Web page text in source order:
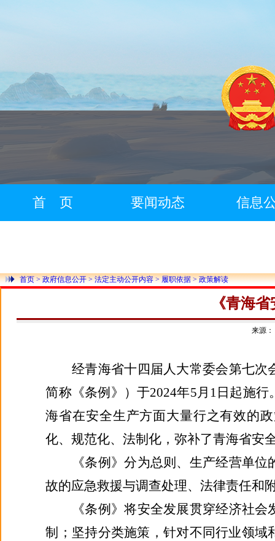
首页> 政府信息公开> 法定主动公开内容> 履职依据> 政策解读
《青海
来源
经青海省十四届人大常委会第七
简称《条例》）于2024年5月1日起施
海省在安全生产方面大量行之有效的
化、规范化、法制化，弥补了青海省安
《条例》分为总则、生产经营单
故的应急救援与调查处理、法律责任和
《条例》将安全发展贯穿经济社
制；坚持分类施策，针对不同行业领